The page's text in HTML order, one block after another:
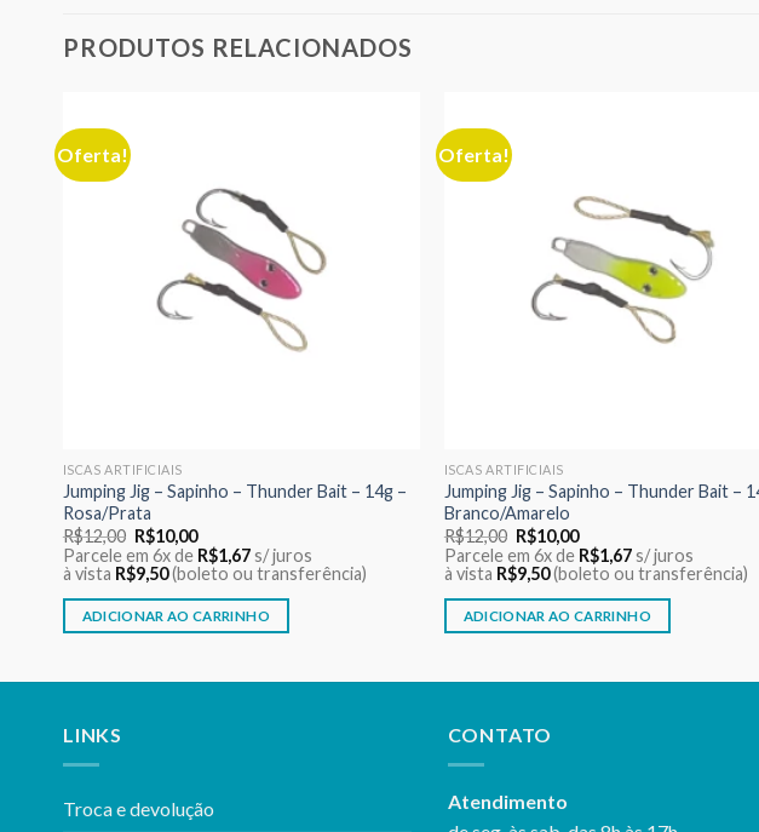
PRODUTOS RELACIONADOS
Oferta!
ISCAS ARTIFICIAIS
Jumping Jig – Sapinho – Thunder Bait – 14g –
Rosa/Prata
R$12,00 O
preço
original
era:
R$12,00.
R$10,00O
preço
atual
é:
R$10,00.
Parcele em 6x de R$1,67s/ juros
à vista R$9,50(boleto ou transferência)
ADICIONAR AO CARRINHO
Oferta!
ISCAS ARTIFICIAIS
Jumping Jig – Sapinho – Thunder Bait –
Branco/Amarelo
R$12,00 O
preço
original
era:
R$12,00.
R$10,00O
preço
atual
é:
R$10,00.
Parcele em 6x de R$1,67s/ juros
à vista R$9,50(boleto ou transferência)
ADICIONAR AO CARRINHO
LINKS
Troca e devolução
CONTATO
Atendimento